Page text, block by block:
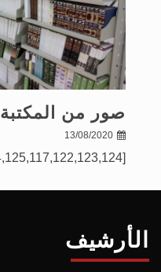
صور من المكتبة
13/08/2020
[gallery ids="120,119,134,125,117,122,123,124"]
الأرشيف